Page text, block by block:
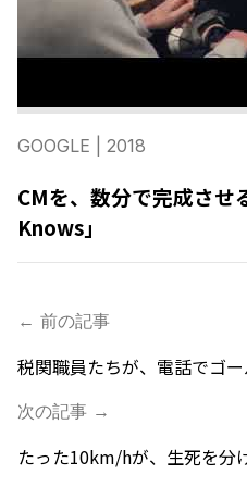
GOOGLE | 2018
CMを、数分で完成さ
Knows」
← 前の記事
税関職員たちが、電話でゴー
次の記事 →
たった10km/hが、生死を分